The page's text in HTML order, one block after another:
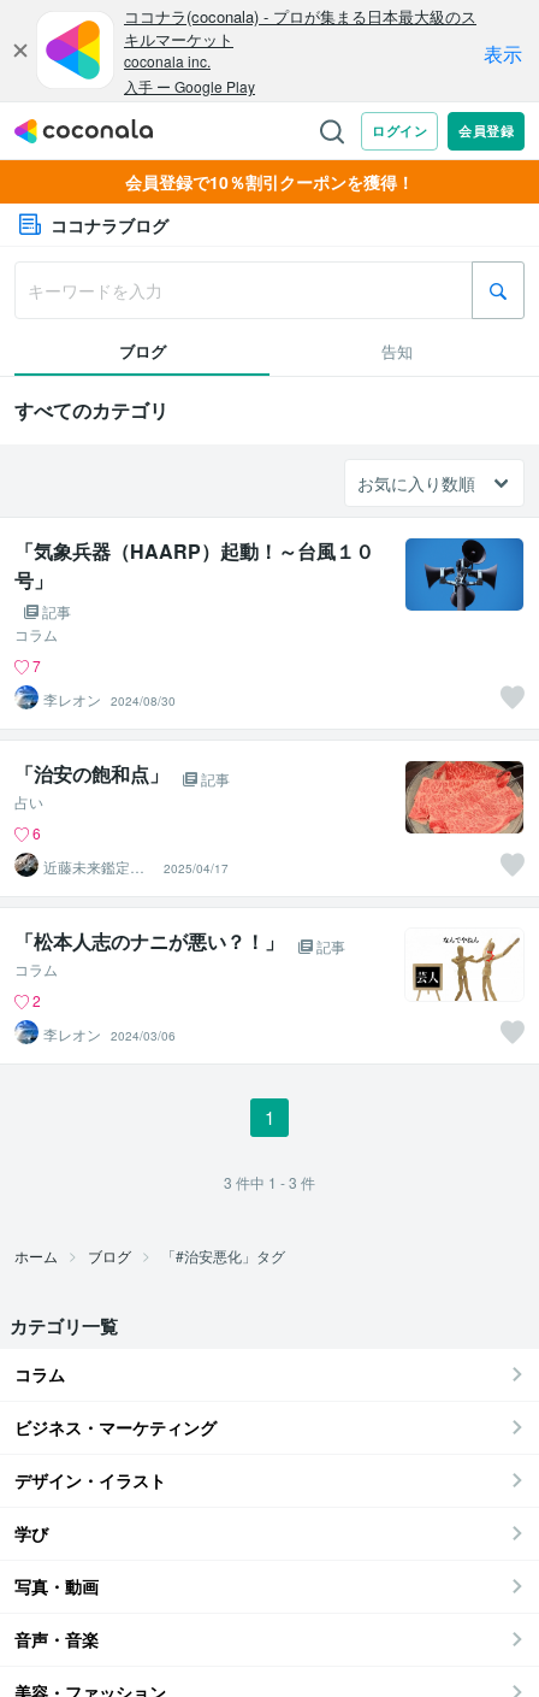
会員登録で10％割引クーポンを獲得！
ココナラブログ
ブログ 告知
すべてのカテゴリ
「気象兵器（HAARP）起動！～台風１０
号」
記事
コラム
7
李レオン
2024/08/30
「治安の飽和点」
記事
占い
6
近藤未来鑑定
近藤 光 【移転
済】
2025/04/17
「松本人志のナニが悪い？！」
記事
コラム
2
李レオン
2024/03/06
1
3 件中 1 - 3 件
ホーム ブログ 「#治安悪化」タグ
カテゴリ一覧
コラム
ビジネス・マーケティング
デザイン・イラスト
学び
写真・動画
音声・音楽
美容・ファッション